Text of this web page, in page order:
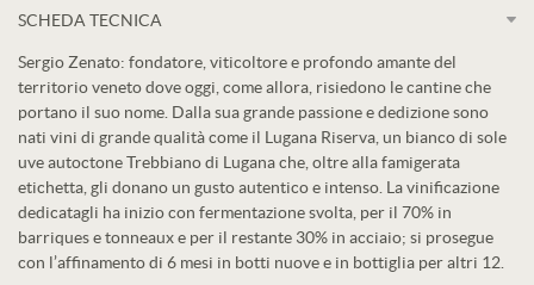
SCHEDA TECNICA
Sergio Zenato: fondatore, viticoltore e profondo amante del
territorio veneto dove oggi, come allora, risiedono le cantine che
portano il suo nome. Dalla sua grande passione e dedizione sono
nati vini di grande qualità come il Lugana Riserva, un bianco di sole
uve autoctone Trebbiano di Lugana che, oltre alla famigerata
etichetta, gli donano un gusto autentico e intenso. La vinificazione
dedicatagli ha inizio con fermentazione svolta, per il 70% in
barriques e tonneaux e per il restante 30% in acciaio; si prosegue
con l’affinamento di 6 mesi in botti nuove e in bottiglia per altri 12.